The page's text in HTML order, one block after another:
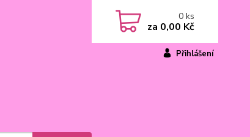
Přihlášení
0ks
za 0,00 Kč